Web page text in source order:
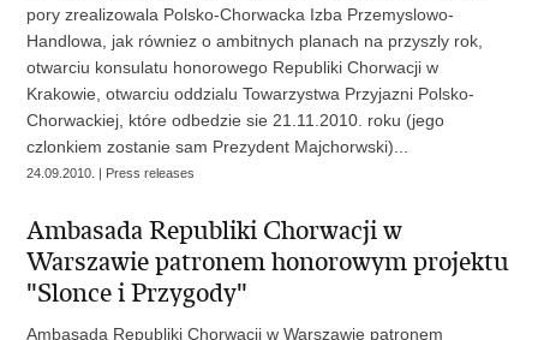
pory zrealizowala Polsko-Chorwacka Izba Przemyslowo-
Handlowa, jak równiez o ambitnych planach na przyszly rok,
otwarciu konsulatu honorowego Republiki Chorwacji w
Krakowie, otwarciu oddzialu Towarzystwa Przyjazni Polsko-
Chorwackiej, które odbedzie sie 21.11.2010. roku (jego
czlonkiem zostanie sam Prezydent Majchorwski)...
24.09.2010. | Press releases
Ambasada Republiki Chorwacji w
Warszawie patronem honorowym projektu
"Slonce i Przygody"
Ambasada Republiki Chorwacji w Warszawie patronem